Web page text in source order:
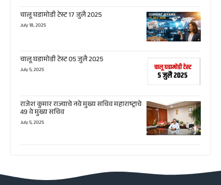
चालू घडामोडी टेस्ट 17 जुलै 2025
July 18, 2025
चालू घडामोडी टेस्ट 05 जुलै 2025
July 5, 2025
राजेश कुमार राज्याचे नवे मुख्य सचिव महाराष्ट्राचे
49 वे मुख्य सचिव
July 5, 2025